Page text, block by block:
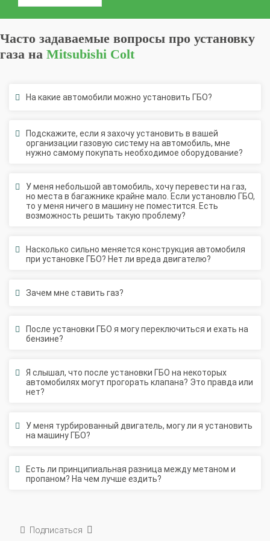
газа наMitsubishi Colt
организации газовую систему на автомобиль, мне
нужно самому покупать необходимое оборудование?
но места в багажнике крайне мало. Если установлю ГБО,
то у меня ничего в машину не поместится. Есть
возможность решить такую проблему?
при установке ГБО? Нет ли вреда двигателю?
бензине?
автомобилях могут прогорать клапана? Это правда или
нет?
на машину ГБО?
пропаном? На чем лучше ездить?